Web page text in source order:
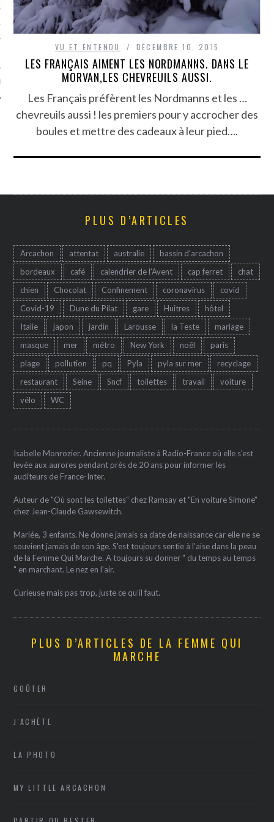
ARCACHON
VU ET ENTENDU DÉCEMBRE 10, 2015
LES FRANÇAIS AIMENT LES NORDMANNS. DANS LE
MORVAN,LES CHEVREUILS AUSSI.
Les Français préfèrent les Nordmanns et les …
chevreuils aussi ! les premiers pour y accrocher des
boules et mettre des cadeaux à leur pied….
PLUS D’ARTICLES
Arcachon attentat australie
bassin d'arcachon
bordeaux
café calendrier de l'Avent cap ferret
chat
chien
Chocolat Confinement coronavirus
covid
Covid-19
Dune du Pilat gare Huîtres
hôtel
Italie
japon jardin Larousse la Teste
mariage
masque
mer métro New York noêl
paris
plage
pollution pq Pyla pyla sur mer
recyclage
restaurant
Seine Sncf toilettes travail
voiture
vélo
WC
Isabelle Monrozier. Ancienne journaliste à Radio-France où elle s'est
levée aux aurores pendant près de 20 ans pour informer les
auditeurs de France-Inter.
Auteur de "Où sont les toilettes" chez Ramsay et "En voiture Simone"
chez Jean-Claude Gawsewitch.
Mariée, 3 enfants. Ne donne jamais sa date de naissance car elle ne se
souvient jamais de son âge. S'est toujours sentie à l'aise dans la peau
de la Femme Qui Marche. A toujours su donner " du temps au temps
" en marchant. Le nez en l'air.
Curieuse mais pas trop, juste ce qu'il faut.
PLUS D’ARTICLES DE LA FEMME QUI
MARCHE
GOÛTER
J'ACHÈTE
LA PHOTO
MY LITTLE ARCACHON